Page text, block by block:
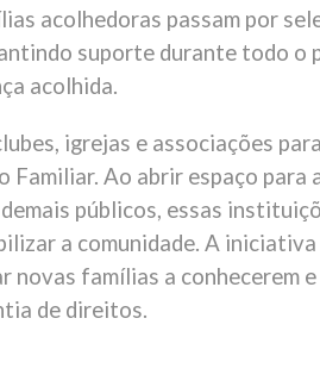
acolhedoras passam por
suporte durante todo o
acolhida.
igrejas e associações
Ao abrir espaço para
públicos, essas
a comunidade. A
famílias a conhecerem
de direitos.